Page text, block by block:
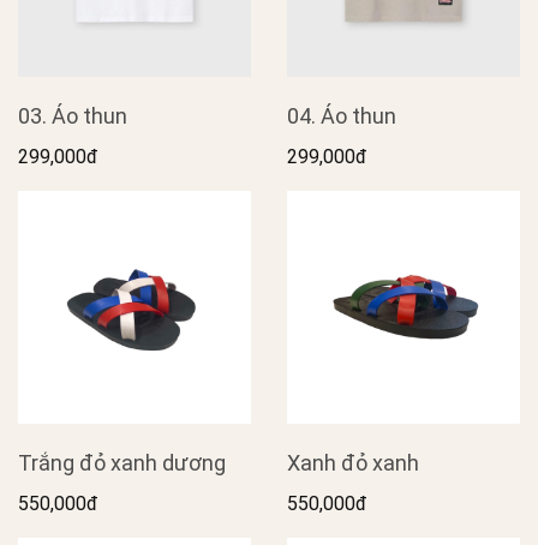
03. Áo thun
299,000đ
04. Áo thun
299,000đ
Trắng đỏ xanh dương
550,000đ
Xanh đỏ xanh
550,000đ